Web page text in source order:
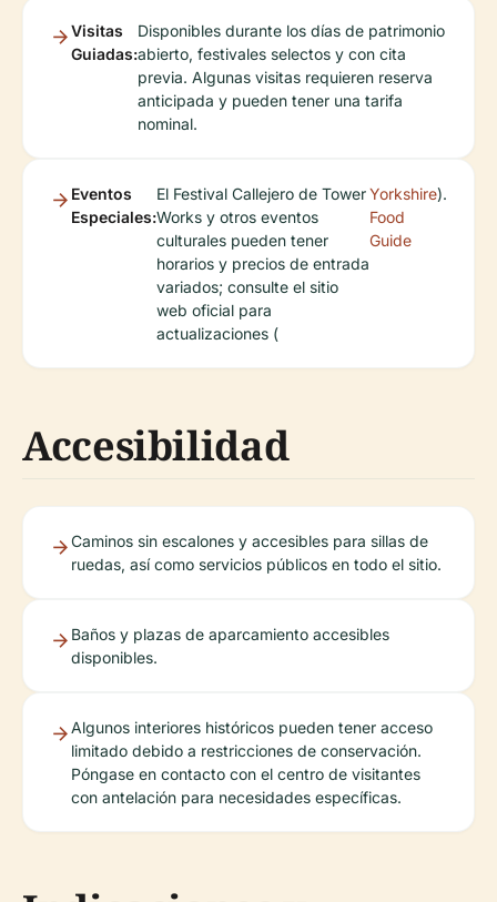
Visitas
Guiadas:
Disponibles durante los días de patrimonio
abierto, festivales selectos y con cita
previa. Algunas visitas requieren reserva
anticipada y pueden tener una tarifa
nominal.
Eventos
Especiales:
El Festival Callejero de Tower
Works y otros eventos
culturales pueden tener
horarios y precios de entrada
variados; consulte el sitio
web oficial para
actualizaciones (
Yorkshire
Food
Guide
).
Accesibilidad
Caminos sin escalones y accesibles para sillas de
ruedas, así como servicios públicos en todo el sitio.
Baños y plazas de aparcamiento accesibles
disponibles.
Algunos interiores históricos pueden tener acceso
limitado debido a restricciones de conservación.
Póngase en contacto con el centro de visitantes
con antelación para necesidades específicas.